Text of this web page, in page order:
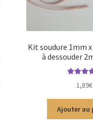
Kit soudure 1mm
à dessouder
1,89€
Ajouter au